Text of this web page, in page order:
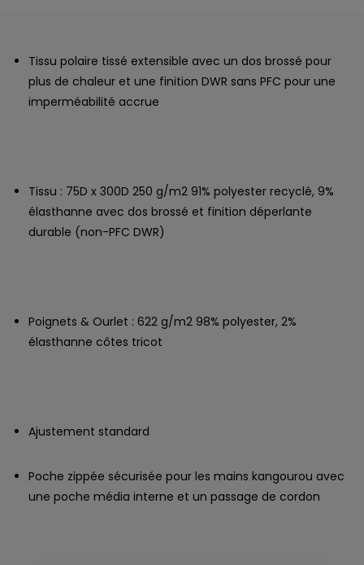
Tissu polaire tissé extensible avec un dos brossé pour
plus de chaleur et une finition DWR sans PFC pour une
imperméabilité accrue
Tissu : 75D x 300D 250 g/m2 91% polyester recyclé, 9%
élasthanne avec dos brossé et finition déperlante
durable (non-PFC DWR)
Poignets & Ourlet : 622 g/m2 98% polyester, 2%
élasthanne côtes tricot
Ajustement standard
Poche zippée sécurisée pour les mains kangourou avec
une poche média interne et un passage de cordon